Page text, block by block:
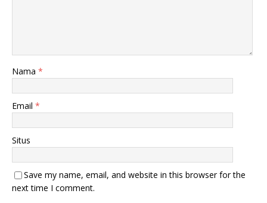
Nama *
Email *
Situs
Save my name, email, and website in this browser for the
next time I comment.